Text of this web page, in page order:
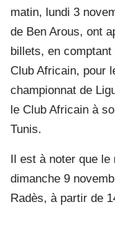
matin, lundi 3
de Ben Arous, ont
billets, en
Club Africain, pour
championnat de
le Club Africain à
Tunis.
Il est à noter que le
dimanche 9
Radès, à partir de